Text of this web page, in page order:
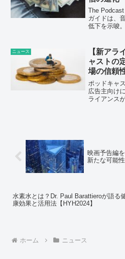
The
ガイドは、
低下を示唆
向、将来予
コノミーの
ニュース
【新アラ
ャストの
場の信頼
ポッドキャ
広告主向け
ライアンス
拡大に伴う
映画予告編
新たな可能性
水素水とは？Dr. Paul Barattieroが語る
康効果と活用法【HYH2024】
ホーム ニュース